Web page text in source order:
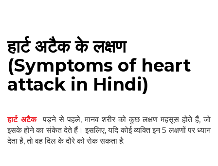
हार्ट अटैक के लक्षण
(Symptoms of heart
attack in Hindi)
हार्ट अटैक पड़ने से पहले, मानव शरीर को कुछ लक्षण महसूस होते हैं, जो
इसके होने का संकेत देते हैं। इसलिए, यदि कोई व्यक्ति इन 5 लक्षणों पर ध्यान
देता है, तो वह दिल के दौरे को रोक सकता है: